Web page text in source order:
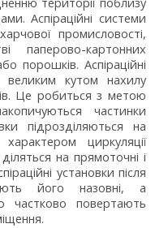
території поблизу
Аспіраційні системи
промисловості,
паперово-картонних
порошків. Аспіраційні
великим кутом нахилу
Це робиться з метою
частинки
підрозділяються на
циркуляції
на прямоточні і
установки після
його назовні, а
частково повертають